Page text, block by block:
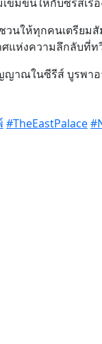
วนให้ทุกคนเตรียม
ศแห่งความลึกลับที่
ญาณในซีรีส์ บูรพา
#TheEastPalace